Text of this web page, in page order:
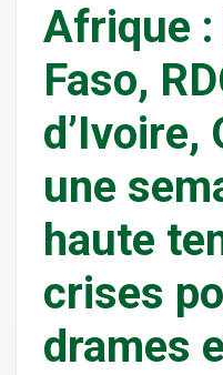
Afrique
Faso,
d’Ivoire,
une
haute
crises
drames